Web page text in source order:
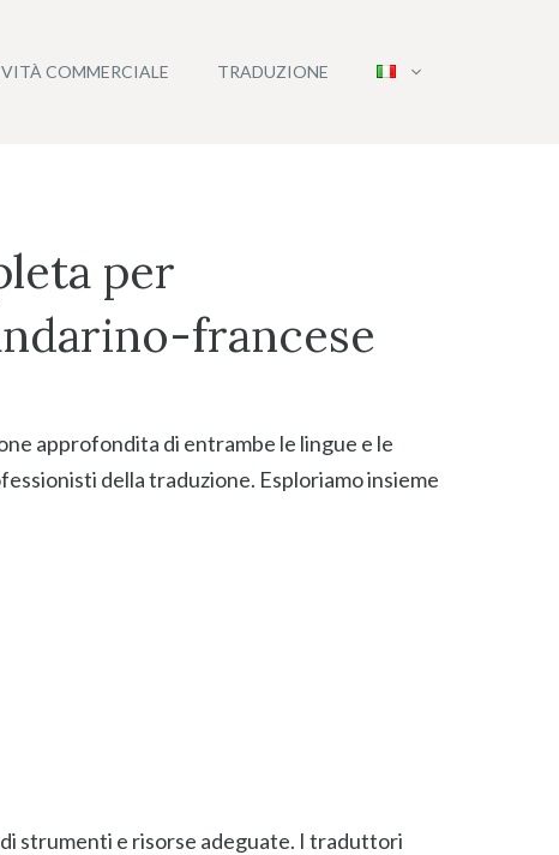
COMMERCIALE TRADUZIONE
per
francese
approfondita di entrambe le lingue e le
della traduzione. Esploriamo insieme
strumenti e risorse adeguate. I traduttori